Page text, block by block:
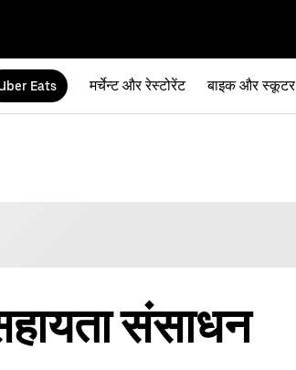
Eats मर्चेन्ट और रेस्टोरेंट बाइक और स्कूटर
संसाधन